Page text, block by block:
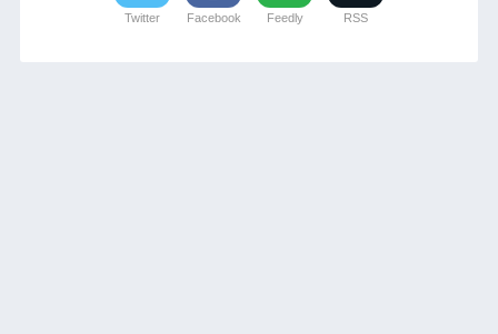
Twitter Facebook Feedly RSS